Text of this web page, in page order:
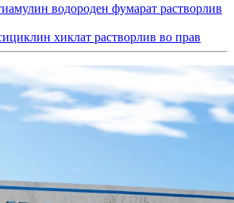
водороден фумарат растворлив
хиклат растворлив во прав